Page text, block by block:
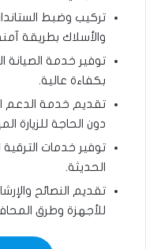
تركيب وضبط
والأسلاك بطريقة
توفير خدمة الصيانة
بكفاءة عالية.
تقديم خدمة الدعم
دون الحاجة للزيارة
توفير خدمات
الحديثة.
تقديم النصائح
للأجهزة وطرق